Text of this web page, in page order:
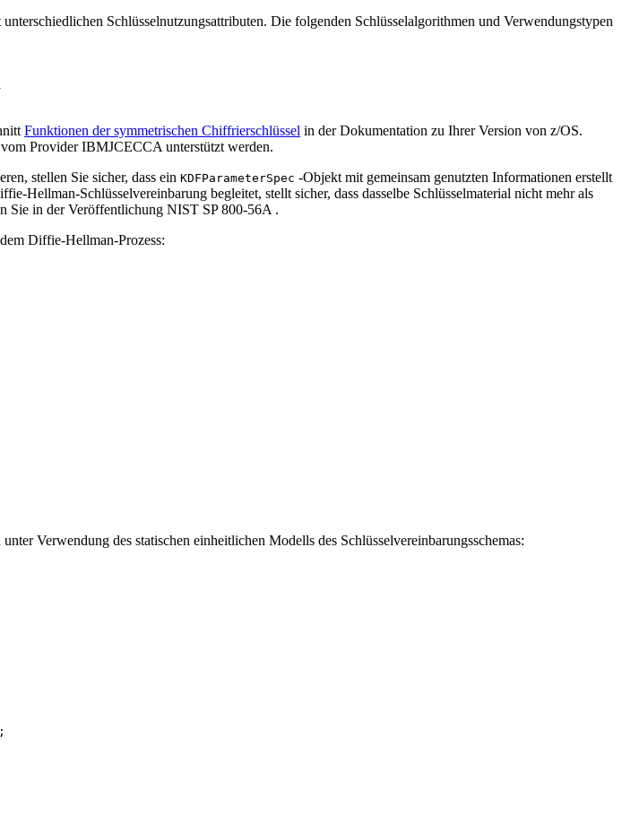
Schlüsselnutzungsattributen. Die folgenden Schlüsselalgorithmen und Verwendungstypen
Funktionen der symmetrischen Chiffrierschlüssel in der Dokumentation zu Ihrer Version von z/OS.
Provider IBMJCECCA unterstützt werden.
stellen Sie sicher, dass ein KDFParameterSpec -Objekt mit gemeinsam genutzten Informationen erstellt
Hellman-Schlüsselvereinbarung begleitet, stellt sicher, dass dasselbe Schlüsselmaterial nicht mehr als
Sie in der Veröffentlichung NIST SP 800-56A .
Diffie-Hellman-Prozess:
Verwendung des statischen einheitlichen Modells des Schlüsselvereinbarungsschemas: